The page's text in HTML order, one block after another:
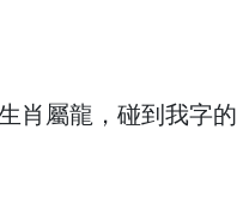
肖屬龍，碰到我字的